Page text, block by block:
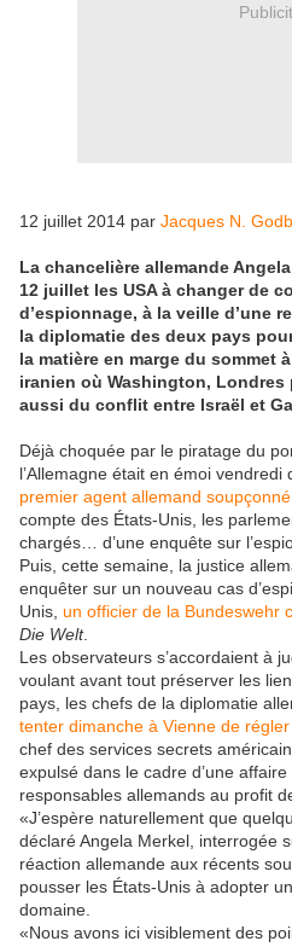
12 juillet 2014 par Jacques N.
La chancelière allemande
12 juillet les USA à changer de
d’espionnage, à la veille d’une
la diplomatie des deux pays
la matière en marge du sommet
iranien où Washington,
aussi du conflit entre Israël et
Déjà choquée par le piratage du
l’Allemagne était en émoi vendredi
premier agent allemand
compte des États-Unis, les
chargés… d’une enquête sur
Puis, cette semaine, la justice
enquêter sur un nouveau cas
Unis, un officier de la Bundeswehr
Die Welt.
Les observateurs s’accordaient à
voulant avant tout préserver les
pays, les chefs de la diplomatie
tenter dimanche à Vienne de
chef des services secrets
expulsé dans le cadre d’une affaire
responsables allemands au profit
«J’espère naturellement que
déclaré Angela Merkel, interrogée
réaction allemande aux récents
pousser les États-Unis à adopter
domaine.
«Nous avons ici visiblement des